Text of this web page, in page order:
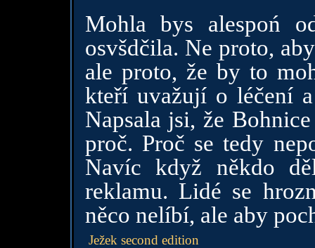
Mohla bys alespoń
osvšdčila. Ne proto,
ale proto, že by to
kteří uvažují o léčení
Napsala jsi, že
proč. Proč se tedy
Navíc když někdo
reklamu. Lidé se
něco nelíbí, ale aby
Ježek second edition